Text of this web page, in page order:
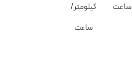
ساعت
کیلومتر/
ساعت